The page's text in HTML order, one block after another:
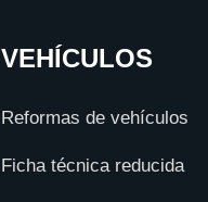
VEHÍCULOS
Reformas de vehículos
Ficha técnica reducida